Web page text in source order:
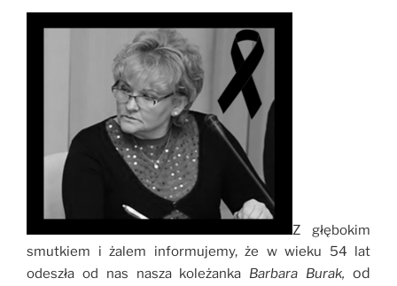
Z głębokim
smutkiem i żalem informujemy, że w wieku 54 lat
odeszła od nas nasza koleżanka Barbara Burak,od